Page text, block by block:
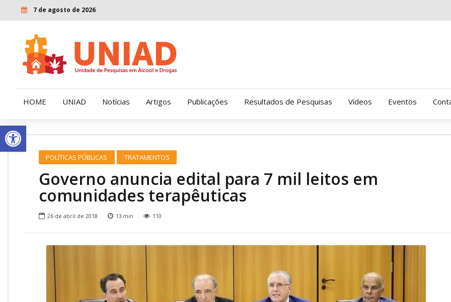
Open toolbar
7 de agosto de 2026
HOME UNIAD
Nossa História
Nossa Missão e Valores
Onde Procurar Ajuda?
Ronaldo Laranjeira recebe prêmio ISAJE
Griffith Edwards
Amor-Exigente
AME – Psiquiatria Dra Jandira
Notícias Artigos Publicações Resultados de Pesquisas Vídeos Eventos
POLÍTICAS PÚBLICAS TRATAMENTOS
Governo anuncia edital para 7 mil leitos em
comunidades terapêuticas
26 de abril de 2018 13 min 110